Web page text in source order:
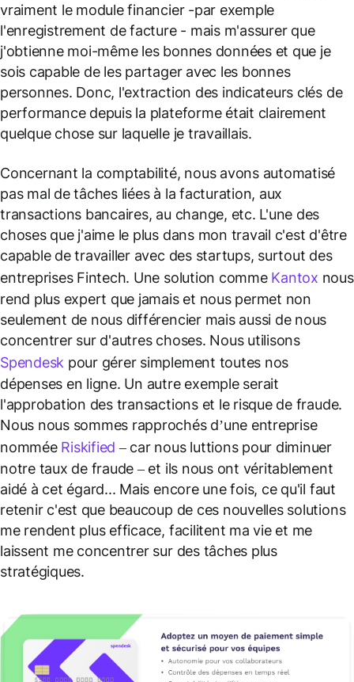
vraiment le module financier -par exemple
l'enregistrement de facture - mais m'assurer que
j'obtienne moi-même les bonnes données et que je
sois capable de les partager avec les bonnes
personnes. Donc, l'extraction des indicateurs clés de
performance depuis la plateforme était clairement
quelque chose sur laquelle je travaillais.
Concernant la comptabilité, nous avons automatisé
pas mal de tâches liées à la facturation, aux
transactions bancaires, au change, etc. L'une des
choses que j'aime le plus dans mon travail c'est d'être
capable de travailler avec des startups, surtout des
entreprises Fintech. Une solution comme Kantox nous
rend plus expert que jamais et nous permet non
seulement de nous différencier mais aussi de nous
concentrer sur d'autres choses. Nous utilisons
Spendesk pour gérer simplement toutes nos
dépenses en ligne. Un autre exemple serait
l'approbation des transactions et le risque de fraude.
Nous nous sommes rapprochés d’une entreprise
nommée Riskified – car nous luttions pour diminuer
notre taux de fraude – et ils nous ont véritablement
aidé à cet égard... Mais encore une fois, ce qu'il faut
retenir c'est que beaucoup de ces nouvelles solutions
me rendent plus efficace, facilitent ma vie et me
laissent me concentrer sur des tâches plus
stratégiques.